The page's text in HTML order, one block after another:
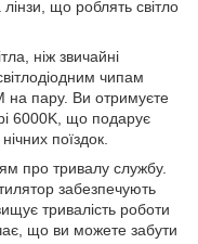
лінзи, що роблять світло
ніж звичайні
чипам
на пару. Ви отримуєте
6000K, що подарує
поїздок.
про тривалу службу.
забезпечують
тривалість роботи
що ви можете забути